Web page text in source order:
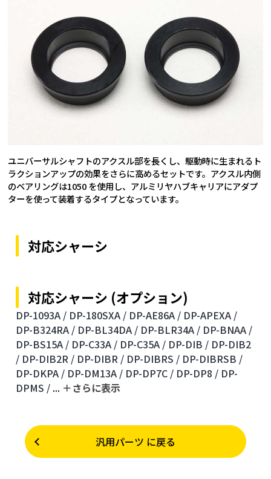
ユニバーサルシャフトのアクスル部を長くし、駆動時に生まれるト
ラクションアップの効果をさらに高めるセットです。アクスル内側
のベアリングは1050 を使用し、アルミリヤハブキャリアにアダプ
ターを使って装着するタイプとなっています。
対応シャーシ
対応シャーシ (オプション)
DP-1093A / DP-180SXA / DP-AE86A / DP-APEXA /
DP-B324RA / DP-BL34DA / DP-BLR34A / DP-BNAA /
DP-BS15A / DP-C33A / DP-C35A / DP-DIB / DP-DIB2
/ DP-DIB2R / DP-DIBR / DP-DIBRS / DP-DIBRSB /
DP-DKPA / DP-DM13A / DP-DP7C / DP-DP8 / DP-
DPMS / ... ＋さらに表⽰
汎用パーツ に戻る